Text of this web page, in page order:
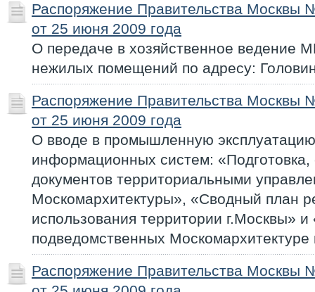
Распоряжение Правительства Москвы
от 25 июня 2009 года
О передаче в хозяйственное ведение
нежилых помещений по адресу:
Распоряжение Правительства Москвы
от 25 июня 2009 года
О вводе в промышленную
информационных систем: «Подготовка,
документов территориальными
Москомархитектуры», «Сводный план
использования территории г.Москвы»
подведомственных Москомархитектуре
Распоряжение Правительства Москвы